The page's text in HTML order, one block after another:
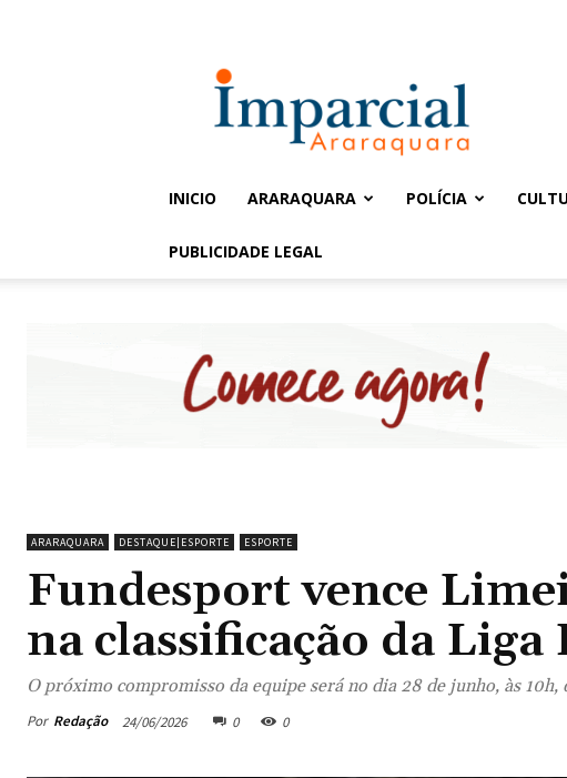
Imparcial
INICIO ARARAQUARA POLÍCIA
PUBLICIDADE LEGAL
ARARAQUARA DESTAQUE|ESPORTE ESPORTE
Fundesport vence
na classificação da
O próximo compromisso da equipe será no dia 28 de junho, às
Por Redação 24/06/2026 0 0